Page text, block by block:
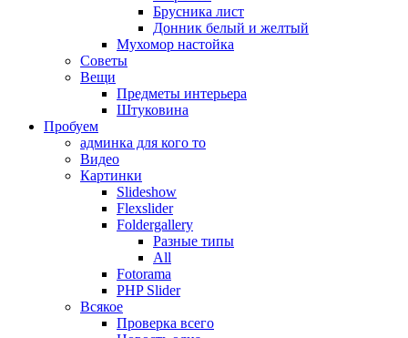
Брусника лист
Донник белый и желтый
Мухомор настойка
Советы
Вещи
Предметы интерьера
Штуковина
Пробуем
админка для кого то
Видео
Картинки
Slideshow
Flexslider
Foldergallery
Разные типы
All
Fotorama
PHP Slider
Всякое
Проверка всего